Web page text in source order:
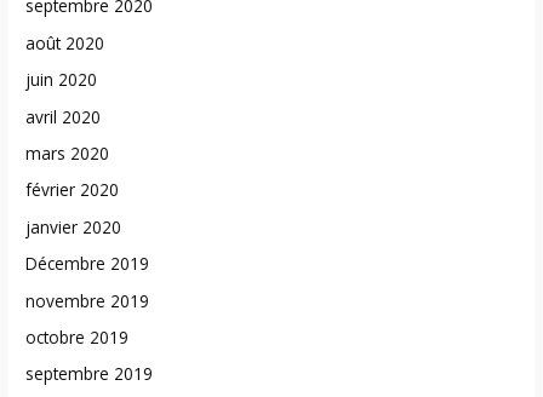
septembre 2020
août 2020
juin 2020
avril 2020
mars 2020
février 2020
janvier 2020
Décembre 2019
novembre 2019
octobre 2019
septembre 2019